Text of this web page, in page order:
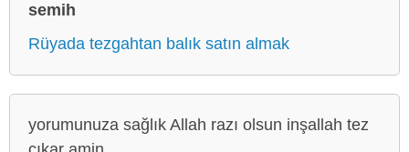
semih
Rüyada tezgahtan balık satın almak
yorumunuza sağlık Allah razı olsun inşallah tez